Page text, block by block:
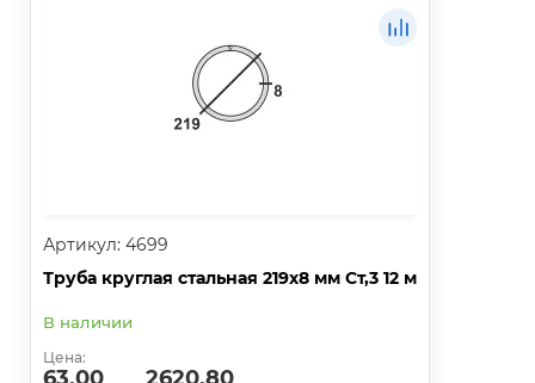
Артикул: 4699
Труба круглая стальная 219х8 мм Ст,3 12 м
В наличии
Цена: